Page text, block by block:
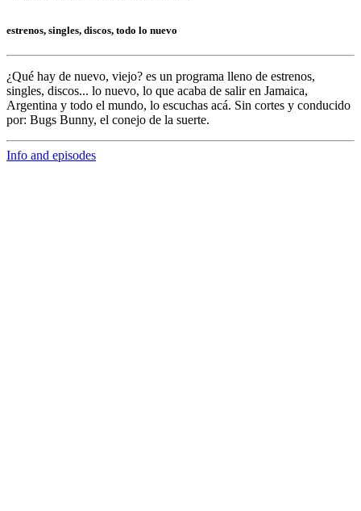
estrenos, singles, discos, todo lo nuevo
¿Qué hay de nuevo, viejo? es un programa lleno de estrenos,
singles, discos... lo nuevo, lo que acaba de salir en Jamaica,
Argentina y todo el mundo, lo escuchas acá. Sin cortes y conducido
por: Bugs Bunny, el conejo de la suerte.
Info and episodes